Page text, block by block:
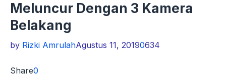
Meluncur Dengan 3 Kamera
Belakang
by Rizki AmrulahAgustus 11, 20190634
Share0